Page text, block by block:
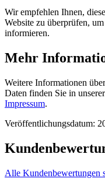
Wir empfehlen Ihnen,
Website zu überprüfen,
informieren.
Mehr
Weitere Informationen
Daten finden Sie in unserer
Impressum.
Veröffentlichungsdatum:
Alle Kundenbewertungen